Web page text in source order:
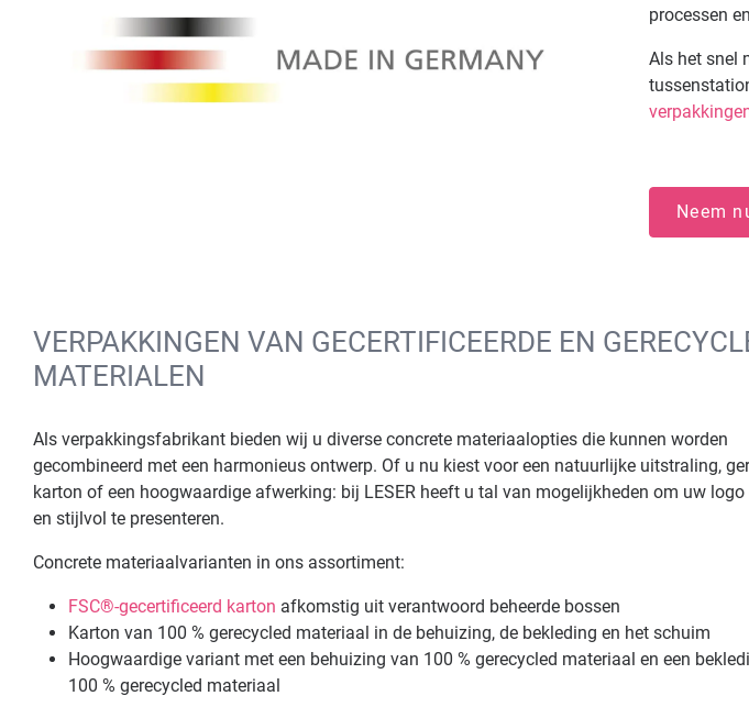
processen
Als het snel
Neem
VERPAKKINGEN VAN GECERTIFICEERDE EN
MATERIALEN
Als verpakkingsfabrikant bieden wij u diverse concrete materiaalopties die kunnen worden
gecombineerd met een harmonieus ontwerp. Of u nu kiest voor een natuurlijke uitstraling,
karton of een hoogwaardige afwerking: bij LESER heeft u tal van mogelijkheden om uw
en stijlvol te presenteren.
Concrete materiaalvarianten in ons assortiment:
FSC®-gecertificeerd karton afkomstig uit verantwoord beheerde bossen
Karton van 100 % gerecycled materiaal in de behuizing, de bekleding en het schuim
Hoogwaardige variant met een behuizing van 100 % gerecycled materiaal en een
100 % gerecycled materiaal